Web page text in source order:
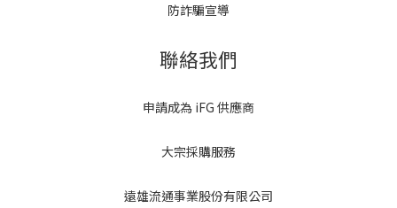
防詐騙宣導
聯絡我們
申請成為 iFG 供應商
大宗採購服務
遠雄流通事業股份有限公司